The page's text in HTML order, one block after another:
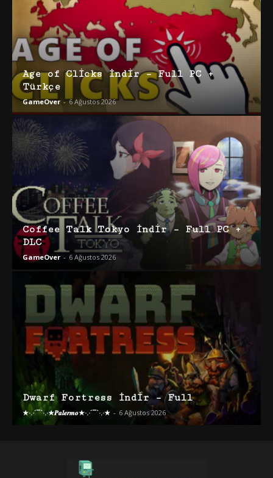
Age of Clicks İndir – Full PC +
Türkçe
GameOver - 6 Ağustos 2026
Coffee Talk Tokyo İndir – Full PC +
DLC
GameOver - 6 Ağustos 2026
Dwarf Fortress İndir – Full
★·.·´¯`·.·★𝑷𝒂𝒍𝒆𝒓𝒎𝒐★·.·´¯`·.·★ - 6 Ağustos 2026